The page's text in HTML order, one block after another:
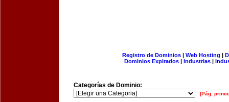
Registro de Dominios| Web Hosting |
Dominios Expirados | Industrias |
Categorías de Dominio:
[Pág.